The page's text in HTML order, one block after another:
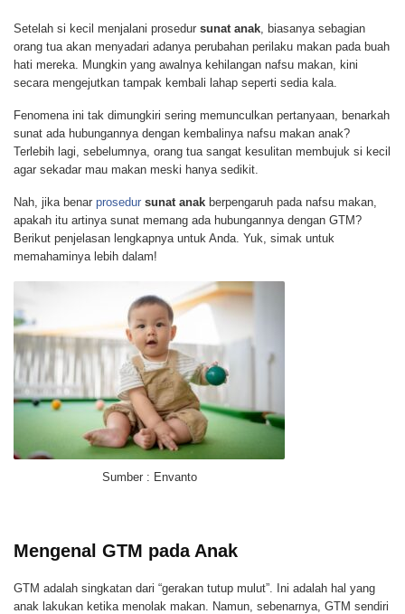
Setelah si kecil menjalani prosedur sunat anak , biasanya sebagian
orang tua akan menyadari adanya perubahan perilaku makan pada buah
hati mereka. Mungkin yang awalnya kehilangan nafsu makan, kini
secara mengejutkan tampak kembali lahap seperti sedia kala.
Fenomena ini tak dimungkiri sering memunculkan pertanyaan, benarkah
sunat ada hubungannya dengan kembalinya nafsu makan anak?
Terlebih lagi, sebelumnya, orang tua sangat kesulitan membujuk si kecil
agar sekadar mau makan meski hanya sedikit.
Nah, jika benar prosedur sunat anak berpengaruh pada nafsu makan,
apakah itu artinya sunat memang ada hubungannya dengan GTM?
Berikut penjelasan lengkapnya untuk Anda. Yuk, simak untuk
memahaminya lebih dalam!
Sumber : Envanto
Mengenal GTM pada Anak
GTM adalah singkatan dari “gerakan tutup mulut”. Ini adalah hal yang
anak lakukan ketika menolak makan. Namun, sebenarnya, GTM sendiri